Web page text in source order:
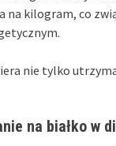
na kilogram, co
nie tylko
na białko w